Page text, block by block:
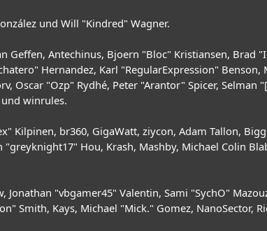
und Will "Kindred" Wagner.
Geffen, Antechinus, Bjoern "Bloc" Kristiansen,
Hernandez, Karl "RegularExpression"
Oscar "Ozp" Rydhé, Peter "Arantor" Spicer, Selman
winrules.
Kilpinen, br360, GigaWatt, ziycon, Adam Tallon,
Hou, Krash, Mashby, Michael Colin
"vbgamer45" Valentin, Sami "SychO"
Smith, Kays, Michael "Mick." Gomez, NanoSector,